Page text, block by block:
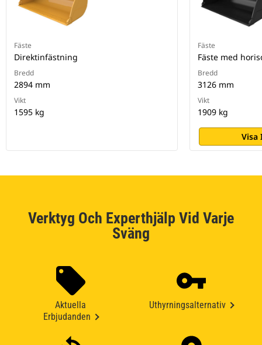
Fäste
Direktinfästning
Bredd
2894 mm
Vikt
1595 kg
Fäste
Fäste med
Bredd
3126 mm
Vikt
1909 kg
Visa
Verktyg Och Experthjälp Vid Varje
Sväng
Aktuella
Erbjudanden
Uthyrningsalternativ